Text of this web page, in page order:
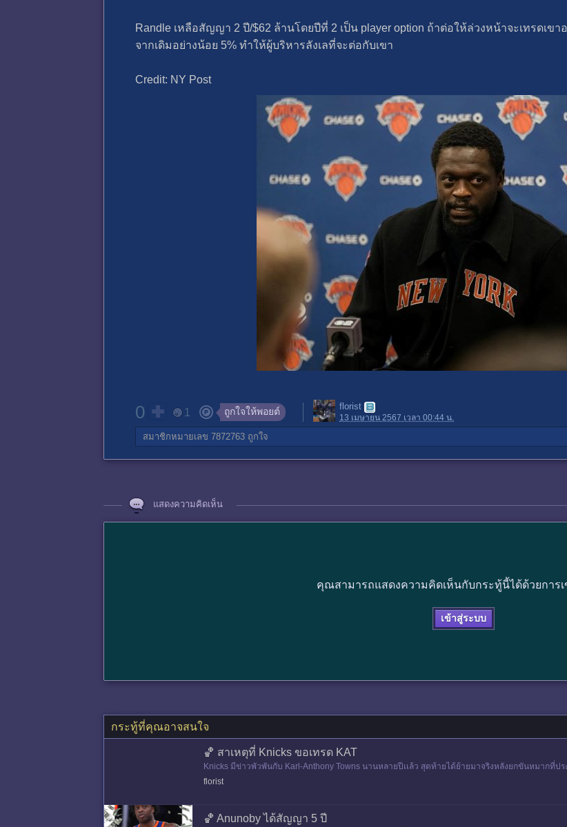
Randle เหลือสัญญา 2 ปี/$62 ล้านโดยปีที่ 2 เป็น player option ถ้าต่อให้ล่วงหน้าจะเทรดเข
จากเดิมอย่างน้อย 5% ทําให้ผู้บริหารลังเลที่จะต่อกับเขา
Credit: NY Post
0 1 ถูกใจให้พอยต์ florist
13 เมษายน 2567 เวลา 00:44 น.
สมาชิกหมายเลข 7872763 ถูกใจ
แสดงความคิดเห็น
คุณสามารถแสดงความคิดเห็นกับกระทู้นี้ได้ด้วยการเ
เข้าสู่ระบบ
กระทู้ที่คุณอาจสนใจ
🏀 สาเหตุที่ Knicks ขอเทรด KAT
Knicks มีข่าวพัวพันกับ Karl-Anthony Towns นานหลายปีเเล้ว สุดท้ายได้ย้ายมาจริงหลังยกขันหมากที่ปร
florist
🏀 Anunoby ได้สัญญา 5 ปี